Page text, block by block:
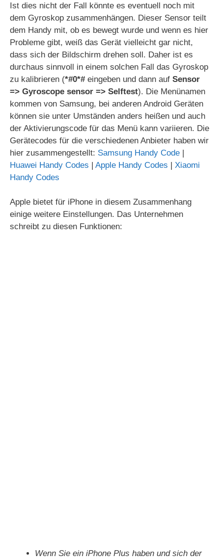
Ist dies nicht der Fall könnte es eventuell noch mit
dem Gyroskop zusammenhängen. Dieser Sensor teilt
dem Handy mit, ob es bewegt wurde und wenn es hier
Probleme gibt, weiß das Gerät vielleicht gar nicht,
dass sich der Bildschirm drehen soll. Daher ist es
durchaus sinnvoll in einem solchen Fall das Gyroskop
zu kalibrieren (*#0*#eingeben und dann auf Sensor
=> Gyroscope sensor => Selftest). Die Menünamen
kommen von Samsung, bei anderen Android Geräten
können sie unter Umständen anders heißen und auch
der Aktivierungscode für das Menü kann variieren. Die
Gerätecodes für die verschiedenen Anbieter haben wir
hier zusammengestellt: Samsung Handy Code |
Huawei Handy Codes | Apple Handy Codes | Xiaomi
Handy Codes
Apple bietet für iPhone in diesem Zusammenhang
einige weitere Einstellungen. Das Unternehmen
schreibt zu diesen Funktionen:
Wenn Sie ein iPhone Plus haben und sich der